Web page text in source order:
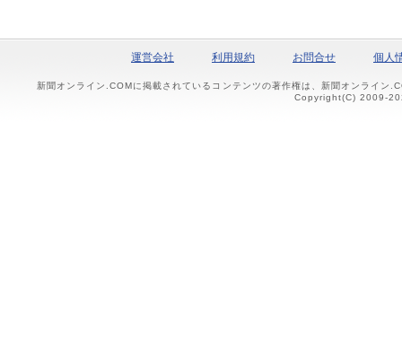
運営会社 利用規約 お問合せ 個人
新聞オンライン.COMに掲載されているコンテンツの著作権は、新聞オンライン
Copyright(C) 2009-